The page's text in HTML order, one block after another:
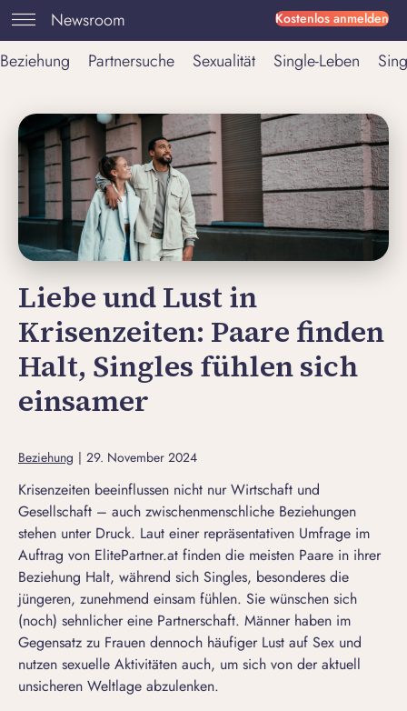
Kostenlos anmelden
Newsroom
Beziehung
Partnersuche Sexualität Single-Leben
Liebe und Lust in
Krisenzeiten: Paare finden
Halt, Singles fühlen sich
einsamer
Beziehung | 29. November 2024
Krisenzeiten beeinflussen nicht nur Wirtschaft und
Gesellschaft – auch zwischenmenschliche Beziehungen
stehen unter Druck. Laut einer repräsentativen Umfrage im
Auftrag von ElitePartner.at finden die meisten Paare in ihrer
Beziehung Halt, während sich Singles, besonderes die
jüngeren, zunehmend einsam fühlen. Sie wünschen sich
(noch) sehnlicher eine Partnerschaft. Männer haben im
Gegensatz zu Frauen dennoch häufiger Lust auf Sex und
nutzen sexuelle Aktivitäten auch, um sich von der aktuell
unsicheren Weltlage abzulenken.